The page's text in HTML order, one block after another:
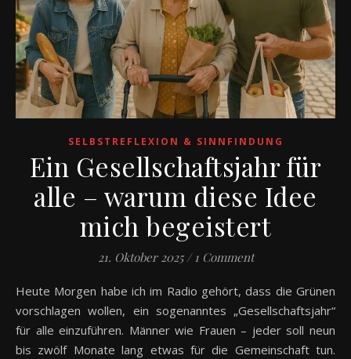
SELBSTREFLEXION & SINNFINDUNG
Ein Gesellschaftsjahr für
alle – warum diese Idee
mich begeistert
21. Oktober 2025 / 1 Comment
Heute Morgen habe ich im Radio gehört, dass die Grünen
vorschlagen wollen, ein sogenanntes „Gesellschaftsjahr“
für alle einzuführen. Männer wie Frauen – jeder soll neun
bis zwölf Monate lang etwas für die Gemeinschaft tun.